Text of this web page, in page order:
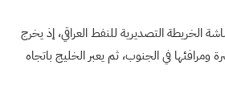
التصديرية للنفط العراقي، إذ يخرج
في الجنوب، ثم يعبر الخليج باتجاه